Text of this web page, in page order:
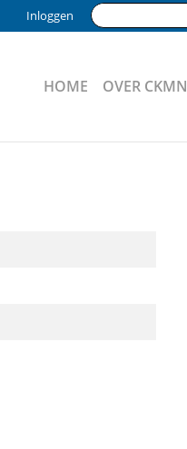
Zoeken:
Inloggen
HOME OVER CKMN